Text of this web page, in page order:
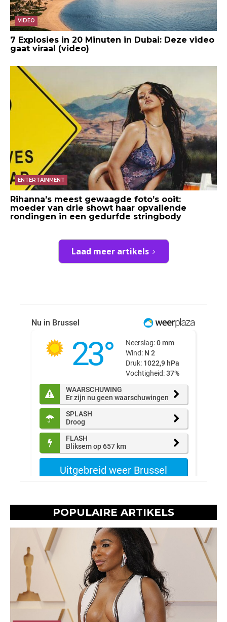
VIDEO
7 Explosies in 20 Minuten in Dubai: Deze video
gaat viraal (video)
ENTERTAINMENT
Rihanna’s meest gewaagde foto’s ooit:
moeder van drie showt haar opvallende
rondingen in een gedurfde stringbody
Laad meer artikels
POPULAIRE ARTIKELS